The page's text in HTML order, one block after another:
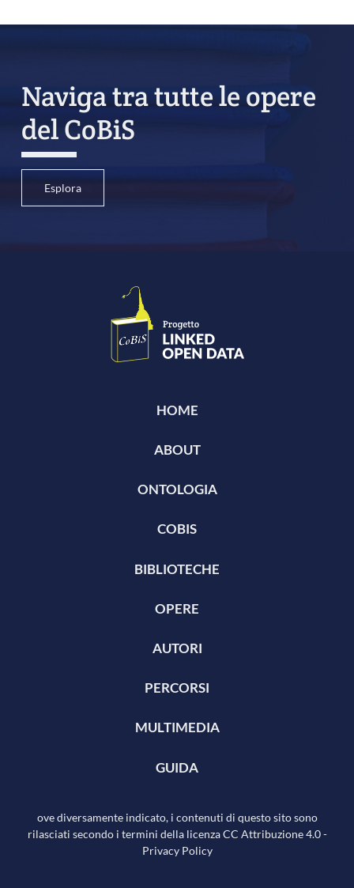
Naviga tra tutte le opere
del CoBiS
Esplora
HOME
ABOUT
ONTOLOGIA
COBIS
BIBLIOTECHE
OPERE
AUTORI
PERCORSI
MULTIMEDIA
GUIDA
ove diversamente indicato, i contenuti di questo sito sono
rilasciati secondo i termini della licenza CC Attribuzione 4.0-
Privacy Policy